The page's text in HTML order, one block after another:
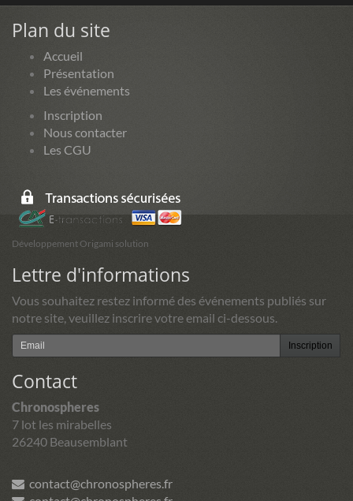
Plan du site
Accueil
Présentation
Les événements
Inscription
Nous contacter
Les CGU
Développement Origami solution
Lettre d'informations
Vous souhaitez restez informé des événements publiés sur
notre site, veuillez inscrire votre email ci-dessous.
Inscription
Contact
Chronospheres
7 lot les mirabelles
26240 Beausemblant
contact@chronospheres.fr